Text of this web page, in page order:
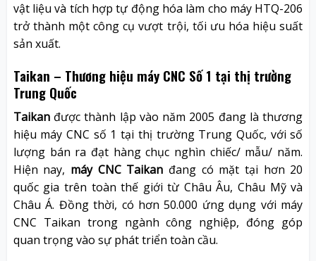
vật liệu và tích hợp tự động hóa làm cho máy HTQ-206
trở thành một công cụ vượt trội, tối ưu hóa hiệu suất
sản xuất.
Taikan – Thương hiệu máy CNC Số 1 tại thị trường
Trung Quốc
Taikanđược thành lập vào năm 2005 đang là thương
hiệu máy CNC số 1 tại thị trường Trung Quốc, với số
lượng bán ra đạt hàng chục nghìn chiếc/ mẫu/ năm.
Hiện nay, máy CNC Taikan đang có mặt tại hơn 20
quốc gia trên toàn thế giới từ Châu Âu, Châu Mỹ và
Châu Á. Đồng thời, có hơn 50.000 ứng dụng với máy
CNC Taikan trong ngành công nghiệp, đóng góp
quan trọng vào sự phát triển toàn cầu.